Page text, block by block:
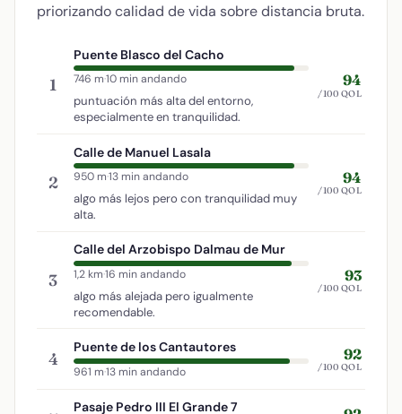
priorizando calidad de vida sobre distancia bruta.
1
Puente Blasco del Cacho
746 m·10 min andando
puntuación más alta del entorno,
especialmente en tranquilidad.
94
/100 QOL
2
Calle de Manuel Lasala
950 m·13 min andando
algo más lejos pero con tranquilidad muy
alta.
94
/100 QOL
3
Calle del Arzobispo Dalmau de Mur
1,2 km·16 min andando
algo más alejada pero igualmente
recomendable.
93
/100 QOL
4
Puente de los Cantautores
961 m·13 min andando
92
/100 QOL
Pasaje Pedro III El Grande 7